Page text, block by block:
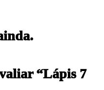
“Lápis 7